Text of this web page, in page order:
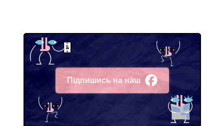
Підпишись на наш
Facebook